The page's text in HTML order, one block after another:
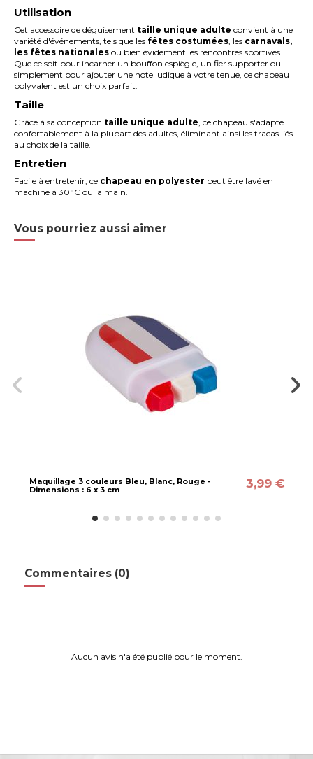
Utilisation
Cet accessoire de déguisement taille unique adulte convient à une
variété d'événements, tels que les fêtes costumées, les carnavals,
les fêtes nationalesou bien évidement les rencontres sportives.
Que ce soit pour incarner un bouffon espiègle, un fier supporter ou
simplement pour ajouter une note ludique à votre tenue, ce chapeau
polyvalent est un choix parfait.
Taille
Grâce à sa conception taille unique adulte , ce chapeau s'adapte
confortablement à la plupart des adultes, éliminant ainsi les tracas liés
au choix de la taille.
Entretien
Facile à entretenir, ce chapeau en polyester peut être lavé en
machine à 30°C ou la main.
Vous pourriez aussi aimer
Maquillage 3 couleurs Bleu, Blanc, Rouge -
Dimensions : 6 x 3 cm
3,99 €
Commentaires (0)
Aucun avis n'a été publié pour le moment.